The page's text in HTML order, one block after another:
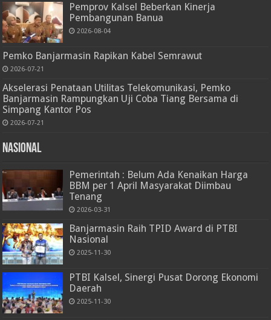
Pemprov Kalsel Beberkan Kinerja
Pembangunan Banua
2026-08-04
Pemko Banjarmasin Rapikan Kabel Semrawut
2026-07-21
Akselerasi Penataan Utilitas Telekomunikasi, Pemko
Banjarmasin Rampungkan Uji Coba Tiang Bersama di
Simpang Kantor Pos
2026-07-21
Nasional
Pemerintah : Belum Ada Kenaikan Harga
BBM per 1 April Masyarakat Diimbau
Tenang
2026-03-31
Banjarmasin Raih TPID Award di PTBI
Nasional
2025-11-30
PTBI Kalsel, Sinergi Pusat Dorong Ekonomi
Daerah
2025-11-30